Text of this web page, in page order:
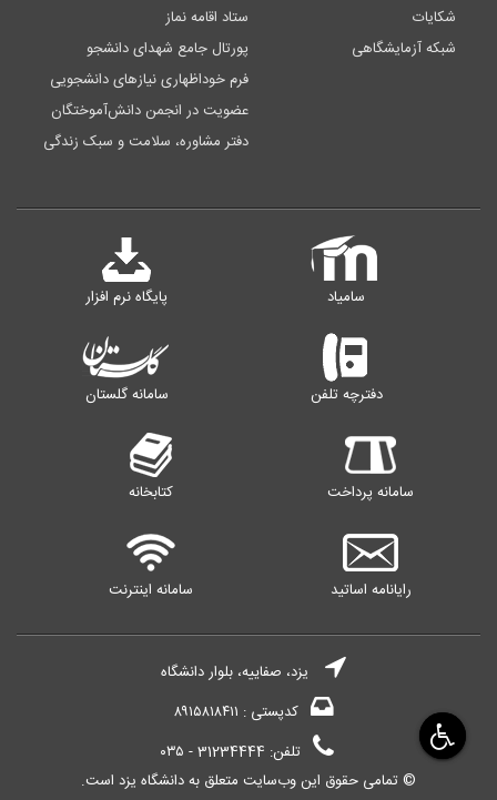
شکایات
شبکه آزمایشگاهی
ستاد اقامه نماز
پورتال جامع شهدای دانشجو
فرم خوداظهاری نیازهای دانشجویی
عضویت در انجمن دانش‌آموختگان
دفتر مشاوره، سلامت و سبک زندگی
سامیاد پایگاه نرم افزار
دفترچه تلفن سامانه گلستان
سامانه پرداخت کتابخانه
رایانامه اساتید سامانه اینترنت
یزد، صفاییه، بلوار دانشگاه
کدپستی : ۸۹۱۵۸۱۸۴۱۱
تلفن: 31234444 - ۰۳۵
© تمامی حقوق این وب‌سایت متعلق به دانشگاه یزد است.